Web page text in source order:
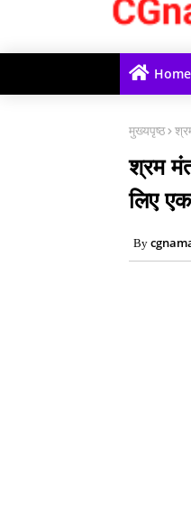
Home
मुख्यपृष्ठ
श्रम
लिए